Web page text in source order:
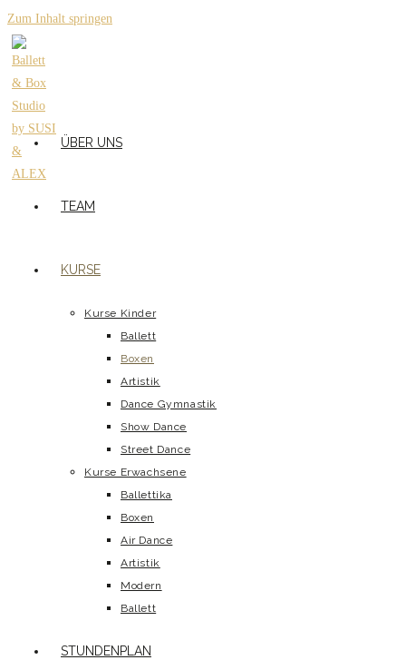
Zum Inhalt springen
ÜBER UNS
TEAM
KURSE
Kurse Kinder
Ballett
Boxen
Artistik
Dance Gymnastik
Show Dance
Street Dance
Kurse Erwachsene
Ballettika
Boxen
Air Dance
Artistik
Modern
Ballett
STUNDENPLAN